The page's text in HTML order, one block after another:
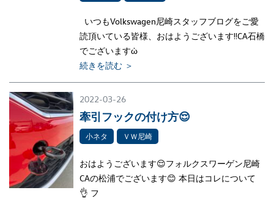
いつもVolkswagen尼崎スタッフブログをご愛
読頂いている皆様、おはようございます‼CA石橋
でございますὠ
続きを読む ＞
2022-03-26
牽引フックの付け方😌
小ネタ ＶＷ尼崎
おはようございます😌フォルクスワーゲン尼崎
CAの松浦でございます😊 本日はコレについて
👌 フ